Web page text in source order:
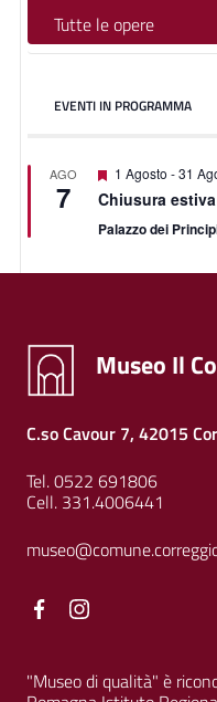
Tutte le opere
EVENTI IN PROGRAMMA
AGO
7
Featured
1 Agosto -31
Chiusura estiva
Palazzo dei
Museo Il
C.so Cavour 7, 42015
Tel. 0522 691806
Cell. 331.4006441
Facebook
"Museo di qualità" è